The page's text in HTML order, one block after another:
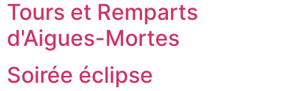
Tours et Remparts
d'Aigues-Mortes
Soirée éclipse